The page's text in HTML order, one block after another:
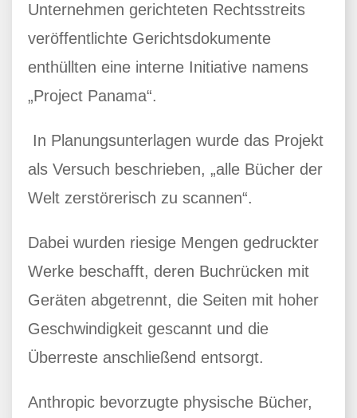
Unternehmen gerichteten Rechtsstreits
veröffentlichte Gerichtsdokumente
enthüllten eine interne Initiative namens
„Project Panama“.
In Planungsunterlagen wurde das Projekt
als Versuch beschrieben, „alle Bücher der
Welt zerstörerisch zu scannen“.
Dabei wurden riesige Mengen gedruckter
Werke beschafft, deren Buchrücken mit
Geräten abgetrennt, die Seiten mit hoher
Geschwindigkeit gescannt und die
Überreste anschließend entsorgt.
Anthropic bevorzugte physische Bücher,